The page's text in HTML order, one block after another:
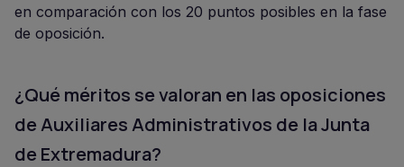
en comparación con los 20 puntos posibles en la fase
de oposición.
¿Qué méritos se valoran en las oposiciones
de Auxiliares Administrativos de la Junta
de Extremadura?